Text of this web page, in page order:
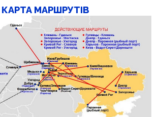
КАРТА МАРШРУТІВ